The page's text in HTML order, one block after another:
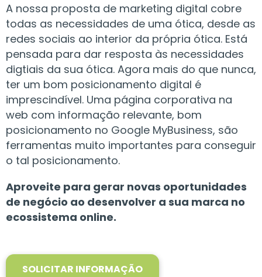
A nossa proposta de marketing digital cobre
todas as necessidades de uma ótica, desde as
redes sociais ao interior da própria ótica. Está
pensada para dar resposta às necessidades
digtiais da sua ótica. Agora mais do que nunca,
ter um bom posicionamento digital é
imprescindível. Uma página corporativa na
web com informação relevante, bom
posicionamento no Google MyBusiness, são
ferramentas muito importantes para conseguir
o tal posicionamento.
Aproveite para gerar novas oportunidades
de negócio ao desenvolver a sua marca no
ecossistema online.
SOLICITAR INFORMAÇÃO